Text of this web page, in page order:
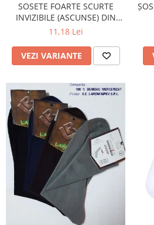
SOSETE FOARTE SCURTE
INVIZIBILE (ASCUNSE) DIN
BUMBAC
11,18 Lei
VEZI VARIANTE